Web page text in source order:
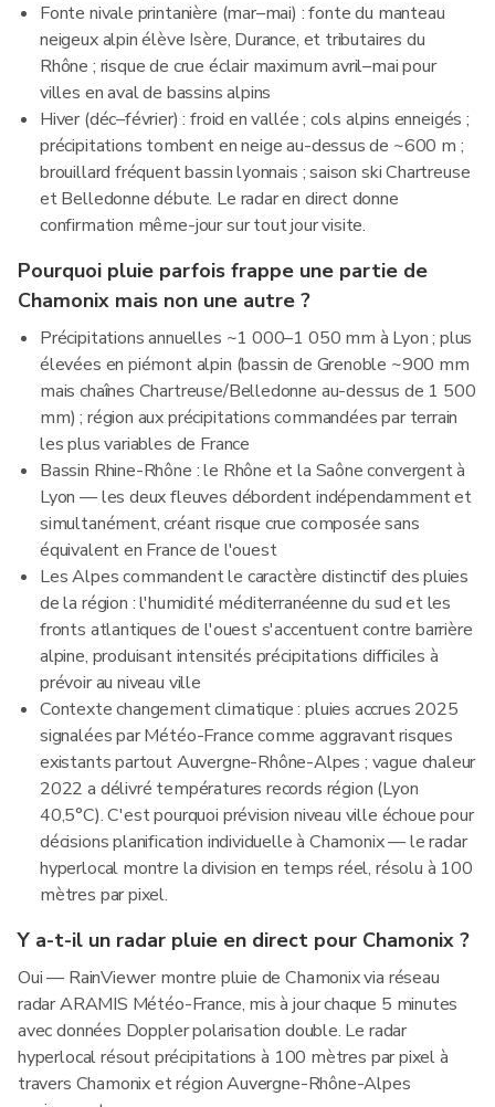
Fonte nivale printanière (mar–mai) : fonte du manteau
neigeux alpin élève Isère, Durance, et tributaires du
Rhône ; risque de crue éclair maximum avril–mai pour
villes en aval de bassins alpins
Hiver (déc–février) : froid en vallée ; cols alpins enneigés ;
précipitations tombent en neige au-dessus de ~600 m ;
brouillard fréquent bassin lyonnais ; saison ski Chartreuse
et Belledonne débute. Le radar en direct donne
confirmation même-jour sur tout jour visite.
Pourquoi pluie parfois frappe une partie de
Chamonix mais non une autre ?
Précipitations annuelles ~1 000–1 050 mm à Lyon ; plus
élevées en piémont alpin (bassin de Grenoble ~900 mm
mais chaînes Chartreuse/Belledonne au-dessus de 1 500
mm) ; région aux précipitations commandées par terrain
les plus variables de France
Bassin Rhine-Rhône : le Rhône et la Saône convergent à
Lyon — les deux fleuves débordent indépendamment et
simultanément, créant risque crue composée sans
équivalent en France de l'ouest
Les Alpes commandent le caractère distinctif des pluies
de la région : l'humidité méditerranéenne du sud et les
fronts atlantiques de l'ouest s'accentuent contre barrière
alpine, produisant intensités précipitations difficiles à
prévoir au niveau ville
Contexte changement climatique : pluies accrues 2025
signalées par Météo-France comme aggravant risques
existants partout Auvergne-Rhône-Alpes ; vague chaleur
2022 a délivré températures records région (Lyon
40,5°C). C'est pourquoi prévision niveau ville échoue pour
décisions planification individuelle à Chamonix — le radar
hyperlocal montre la division en temps réel, résolu à 100
mètres par pixel.
Y a-t-il un radar pluie en direct pour Chamonix ?
Oui — RainViewer montre pluie de Chamonix via réseau
radar ARAMIS Météo-France, mis à jour chaque 5 minutes
avec données Doppler polarisation double. Le radar
hyperlocal résout précipitations à 100 mètres par pixel à
travers Chamonix et région Auvergne-Rhône-Alpes